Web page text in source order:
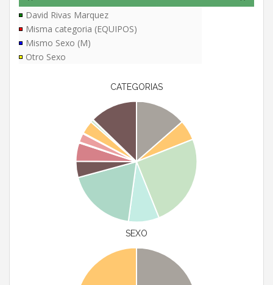
David Rivas Marquez
Misma categoria (EQUIPOS)
Mismo Sexo (M)
Otro Sexo
CATEGORIAS
SEXO